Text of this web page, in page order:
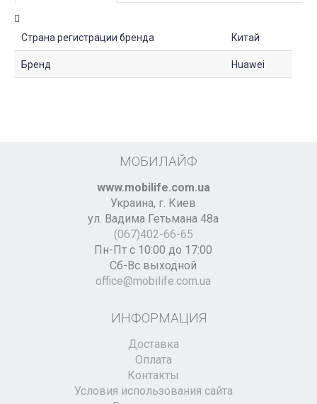
Страна регистрации бренда Китай
Бренд Huawei
МОБИЛАЙФ
www.mobilife.com.ua
Украина, г. Киев
ул. Вадима Гетьмана 48а
(067)402-66-65
Пн-Пт с 10:00 до 17:00
Сб-Вс выходной
office@mobilife.com.ua
ИНФОРМАЦИЯ
Доставка
Оплата
Контакты
Условия использования сайта